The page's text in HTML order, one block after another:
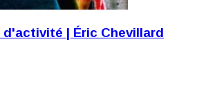
d'activité | Éric Chevillard